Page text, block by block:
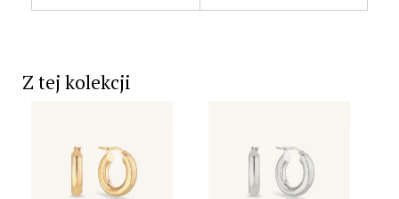
Z tej kolekcji